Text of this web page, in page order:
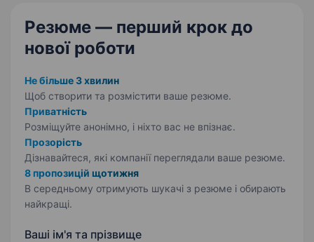
Резюме — перший крок до
нової роботи
Не більше 3 хвилин
Щоб створити та розмістити ваше резюме.
Приватність
Розміщуйте анонімно, і ніхто вас не впізнає.
Прозорість
Дізнавайтеся, які компанії переглядали ваше резюме.
8 пропозицій щотижня
В середньому отримують шукачі з резюме і обирають
найкращі.
Ваші ім'я та прізвище